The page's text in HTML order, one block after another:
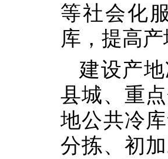
等社会化
库，提高
建设产
县城、重
地公共冷
分拣、初